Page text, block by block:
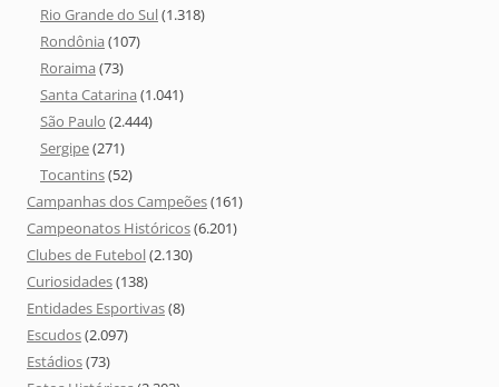
Rio Grande do Sul(1.318)
Rondônia (107)
Roraima (73)
Santa Catarina (1.041)
São Paulo (2.444)
Sergipe(271)
Tocantins(52)
Campanhas dos Campeões(161)
Campeonatos Históricos(6.201)
Clubes de Futebol(2.130)
Curiosidades(138)
Entidades Esportivas(8)
Escudos(2.097)
Estádios(73)